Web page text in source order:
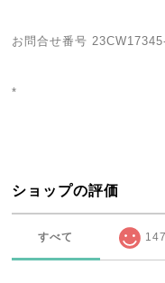
お問合せ番号
*
ショップの評価
すべて 147